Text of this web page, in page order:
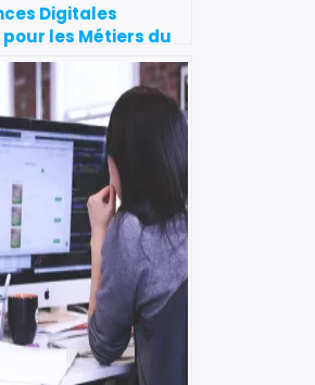
Digitales
les Métiers du